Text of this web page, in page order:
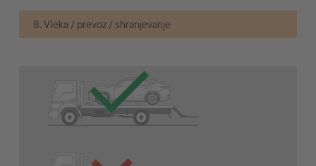
8. Vleka / prevoz / shranjevanje